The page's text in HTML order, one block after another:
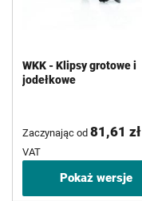
WKK - Klipsy grotowe i
jodełkowe
Zaczynając od 81,61 zł
VAT
Pokaż wersje